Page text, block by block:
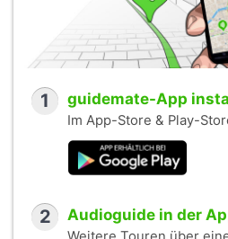
1 guidemate-App
Im App-Store & Play-
2 Audioguide in der